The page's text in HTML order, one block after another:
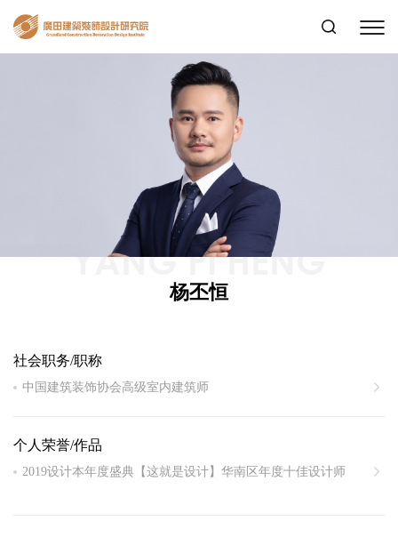
YANG PI HENG
杨丕恒
社会职务/职称
中国建筑装饰协会高级室内建筑师
中国建筑学会室内设计分会会员
深圳市工艺美术委员会室内设计工艺美术师中级
个人荣誉/作品
2019设计本年度盛典【这就是设计】华南区年度十佳设计师